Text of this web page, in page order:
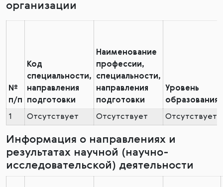
организации
№
п/п
Код
специальности,
направления
подготовки
Наименование
профессии,
специальности,
направления
подготовки
Уровень
образования
1 Отсутствует Отсутствует Отсутствует
Информация о направлениях и
результатах научной (научно-
исследовательской) деятельности